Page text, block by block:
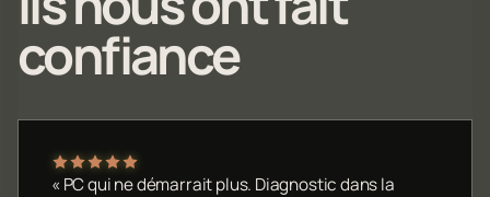
confiance
« PC qui ne démarrait plus. Diagnostic dans la